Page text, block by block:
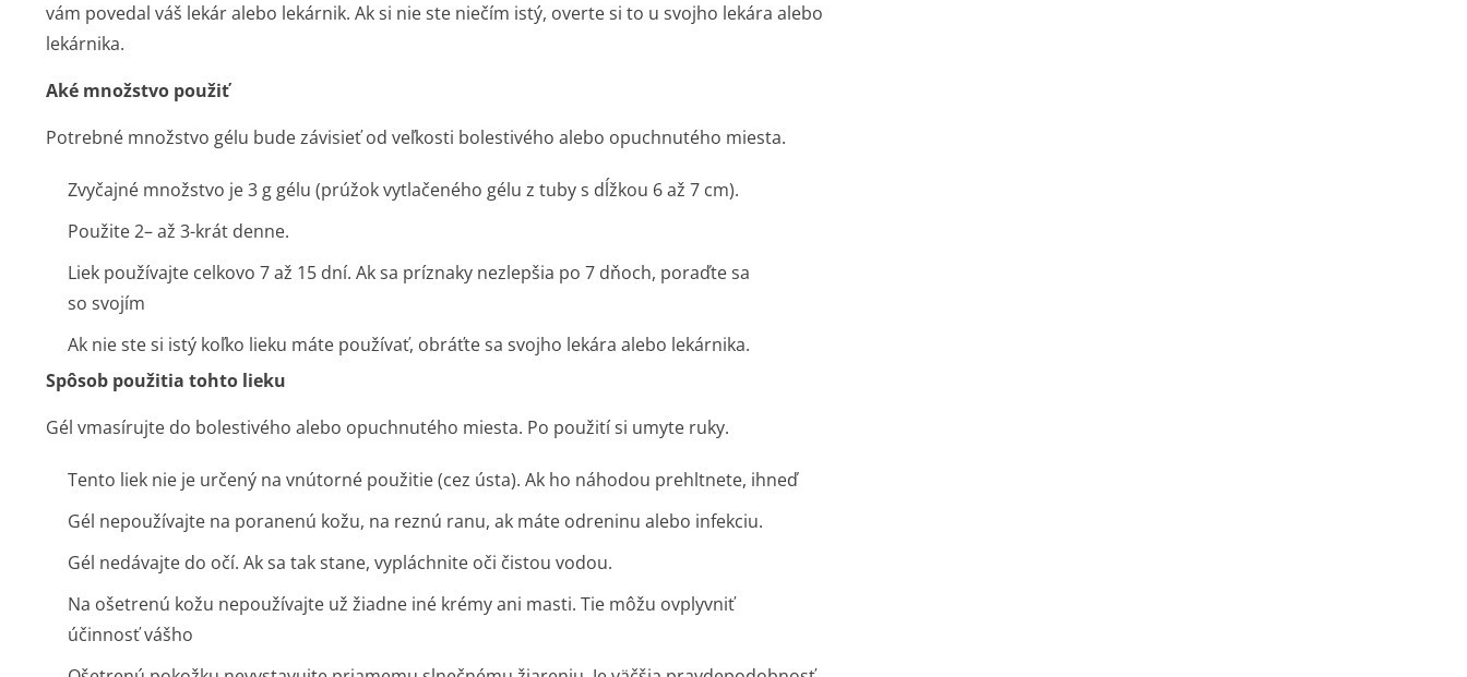
vám povedal váš lekár alebo lekárnik. Ak si nie ste niečím istý, overte si to u svojho lekára alebo
lekárnika.
Aké množstvo použiť
Potrebné množstvo gélu bude závisieť od veľkosti bolestivého alebo opuchnutého miesta.
Zvyčajné množstvo je 3 g gélu (prúžok vytlačeného gélu z tuby s dĺžkou 6 až 7 cm).
Použite 2– až 3-krát denne.
Liek používajte celkovo 7 až 15 dní. Ak sa príznaky nezlepšia po 7 dňoch, poraďte sa
so svojím
Ak nie ste si istý koľko lieku máte používať, obráťte sa svojho lekára alebo lekárnika.
Spôsob použitia tohto lieku
Gél vmasírujte do bolestivého alebo opuchnutého miesta. Po použití si umyte ruky.
Tento liek nie je určený na vnútorné použitie (cez ústa). Ak ho náhodou prehltnete, ihneď
Gél nepoužívajte na poranenú kožu, na reznú ranu, ak máte odreninu alebo infekciu.
Gél nedávajte do očí. Ak sa tak stane, vypláchnite oči čistou vodou.
Na ošetrenú kožu nepoužívajte už žiadne iné krémy ani masti. Tie môžu ovplyvniť
účinnosť vášho